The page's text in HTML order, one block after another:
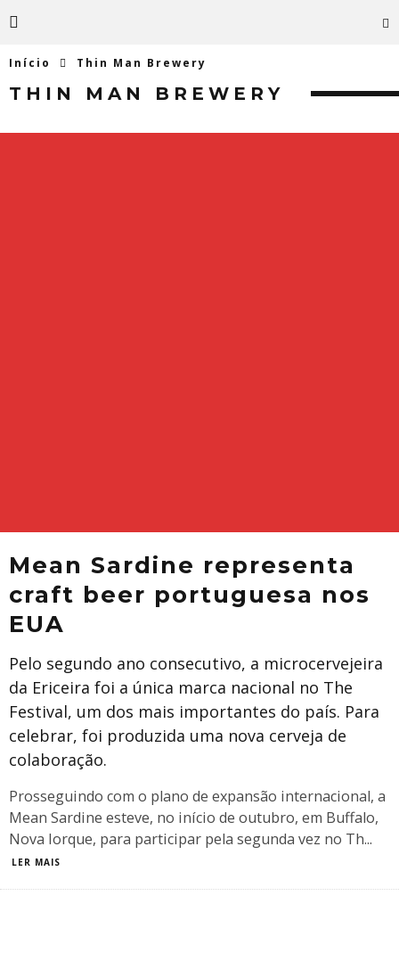
Início Thin Man Brewery
THIN MAN BREWERY
Mean Sardine representa
craft beer portuguesa nos
EUA
Pelo segundo ano consecutivo, a microcervejeira
da Ericeira foi a única marca nacional no The
Festival, um dos mais importantes do país. Para
celebrar, foi produzida uma nova cerveja de
colaboração.
Prosseguindo com o plano de expansão internacional, a
Mean Sardine esteve, no início de outubro, em Buffalo,
Nova Iorque, para participar pela segunda vez no Th...
LER MAIS